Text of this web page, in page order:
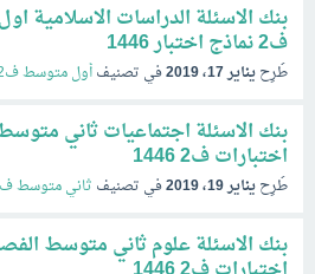
بنك الاسئلة الدراسات الاسلامية
ف2 نماذج اختبار 1446
طُرِحيناير 17، 2019 في تصنيفأول متوسط ف2
بنك الاسئلة اجتماعيات ثاني
اختبارات ف2 1446
طُرِحيناير 19، 2019 في تصنيف ثاني متوسط ف2
بنك الاسئلة علوم ثاني متوسط